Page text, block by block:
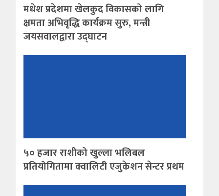
मधेश प्रदेशमा खेलकुद विकासको लागि
क्षमता अभिवृद्धि कार्यक्रम सुरु, मन्त्री
जयसवालद्वारा उद्घाटन
५० हजार राशीको खुल्ला भलिबल
प्रतियोगितामा क्वालिटी एजुकेशन सेन्टर प्रथम